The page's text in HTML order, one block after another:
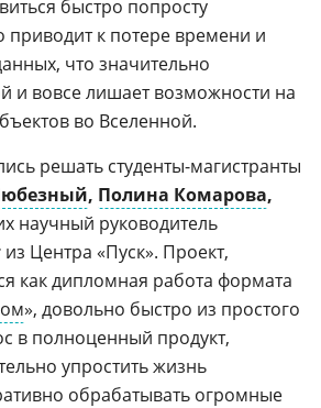
быстро попросту
приводит к потере времени и
что значительно
и вовсе лишает возможности на
во Вселенной.
решать студенты-магистранты
, Полина Комарова,
научный руководитель
из Центра «Пуск». Проект,
как дипломная работа формата
», довольно быстро из простого
в полноценный продукт,
упростить жизнь
обрабатывать огромные